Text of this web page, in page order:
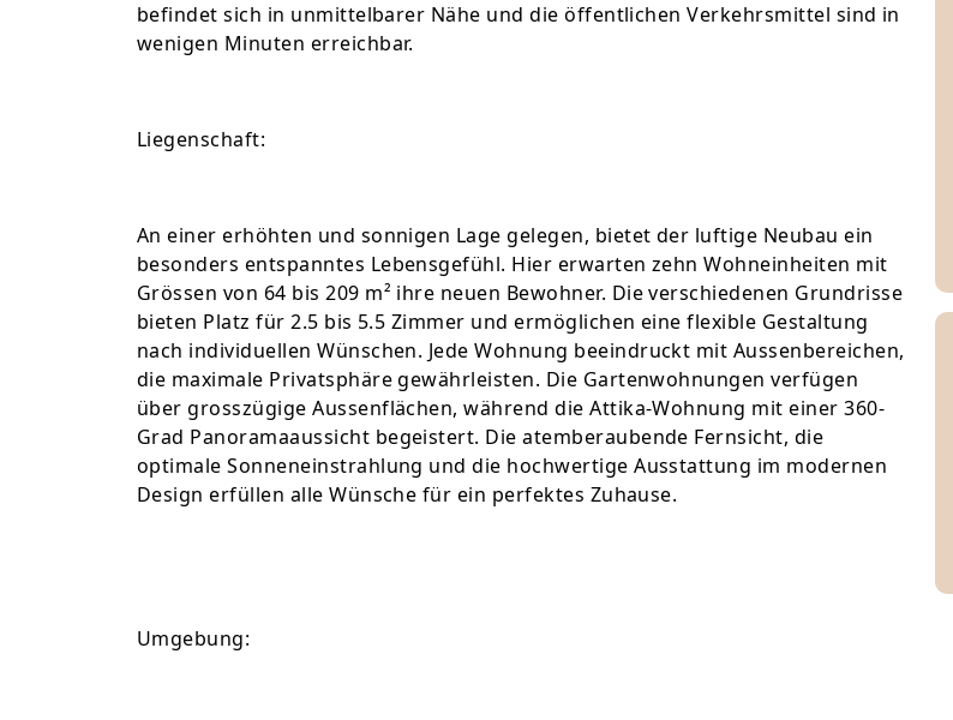
befindet sich in unmittelbarer Nähe und die öffentlichen Verkehrsmittel sind in
wenigen Minuten erreichbar.
Liegenschaft:
An einer erhöhten und sonnigen Lage gelegen, bietet der luftige Neubau ein
besonders entspanntes Lebensgefühl. Hier erwarten zehn Wohneinheiten mit
Grössen von 64 bis 209 m² ihre neuen Bewohner. Die verschiedenen Grundrisse
bieten Platz für 2.5 bis 5.5 Zimmer und ermöglichen eine flexible Gestaltung
nach individuellen Wünschen. Jede Wohnung beeindruckt mit Aussenbereichen,
die maximale Privatsphäre gewährleisten. Die Gartenwohnungen verfügen
über grosszügige Aussenflächen, während die Attika-Wohnung mit einer 360-
Grad Panoramaaussicht begeistert. Die atemberaubende Fernsicht, die
optimale Sonneneinstrahlung und die hochwertige Ausstattung im modernen
Design erfüllen alle Wünsche für ein perfektes Zuhause.
Umgebung: